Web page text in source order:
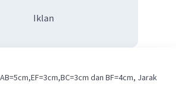
Iklan
dan BF=4cm, Jarak